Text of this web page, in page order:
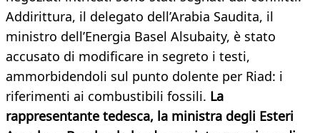
Addirittura, il delegato dell’Arabia Saudita, il
ministro dell’Energia Basel Alsubaity, è stato
accusato di modificare in segreto i testi,
ammorbidendoli sul punto dolente per Riad: i
riferimenti ai combustibili fossili. La
rappresentante tedesca, la ministra degli Esteri